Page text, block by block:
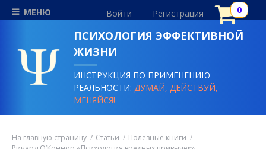
МЕНЮ Войти Регистрация
ПСИХОЛОГИЯ ЭФФЕКТИВНОЙ
ЖИЗНИ
ИНСТРУКЦИЯ ПО ПРИМЕНЕНИЮ
РЕАЛЬНОСТИ:ДУМАЙ, ДЕЙСТВУЙ,
МЕНЯЙСЯ!
На главную страницу Статьи
Полезные книги